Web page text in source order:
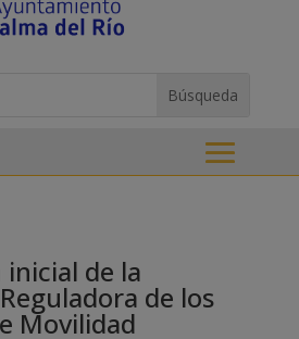
de la
de los
Movilidad